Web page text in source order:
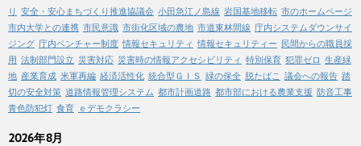
り 安全・安心まちづくり推進協議会 小田急江ノ島線 岩国基地移転 市のホームページ
市内大学との連携 市民意識 市街化区域の農地 市道東林間線 庁内システムダウンサイ
ジング 庁内ベンチャー制度 情報セキュリティ 情報セキュリティー 民間からの職員採
用 法制部門設立 災害対応 災害時の情報アクセシビリティ 特別保育 犯罪ゼロ 生産緑
地 産業育成 米軍再編 経済活性化 統合型ＧＩＳ 緑の保全 脱たばこ 議会への報告 踏
切の安全対策 道路情報管理システム 都市計画道路 都市部における農業支援 防音工事
青色防犯灯 食育 ｅデモクラシー
2026年8月